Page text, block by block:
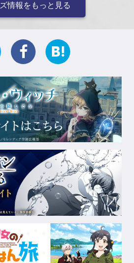
情報をもっと見る